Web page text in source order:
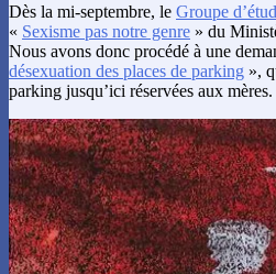
Dès la mi-septembre, le Groupe
« Sexisme pas notre genre » du
Nous avons donc procédé à une
désexuation des places de parking »,
parking jusqu’ici réservées aux mères.